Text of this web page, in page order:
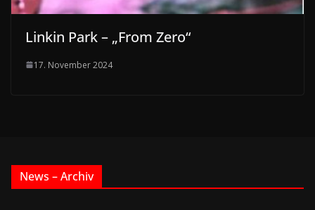
Linkin Park – „From Zero“
17. November 2024
News – Archiv